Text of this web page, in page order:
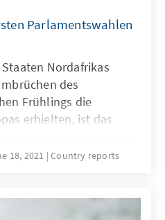
Parlamentswahlen
Nordafrikas
des
Frühlings die
erhielten, ist das
Doch auch in
worden. Nun wurde
18, 2021 Country reports